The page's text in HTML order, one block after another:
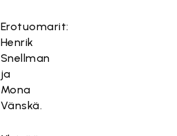
Erotuomarit:
Henrik
Snellman
ja
Mona
Vänskä.